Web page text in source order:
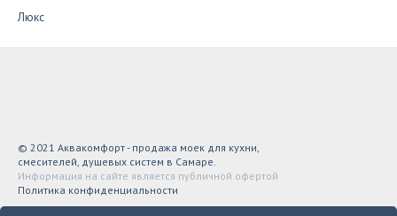
Люкс
© 2021 Аквакомфорт - продажа моек для кухни,
смесителей, душевых систем в Самаре.
Информация на сайте является публичной офертой
Политика конфиденциальности